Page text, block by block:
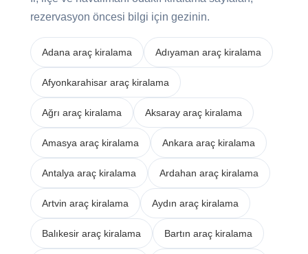
rezervasyon öncesi bilgi için gezinin.
Adana araç kiralama Adıyaman araç kiralama
Afyonkarahisar araç kiralama
Ağrı araç kiralama Aksaray araç kiralama
Amasya araç kiralama Ankara araç kiralama
Antalya araç kiralama Ardahan araç kiralama
Artvin araç kiralama Aydın araç kiralama
Balıkesir araç kiralama Bartın araç kiralama